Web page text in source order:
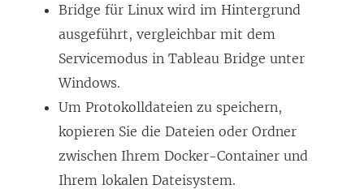
Bridge für Linux wird im Hintergrund
ausgeführt, vergleichbar mit dem
Servicemodus in Tableau Bridge unter
Windows.
Um Protokolldateien zu speichern,
kopieren Sie die Dateien oder Ordner
zwischen Ihrem Docker-Container und
Ihrem lokalen Dateisystem.